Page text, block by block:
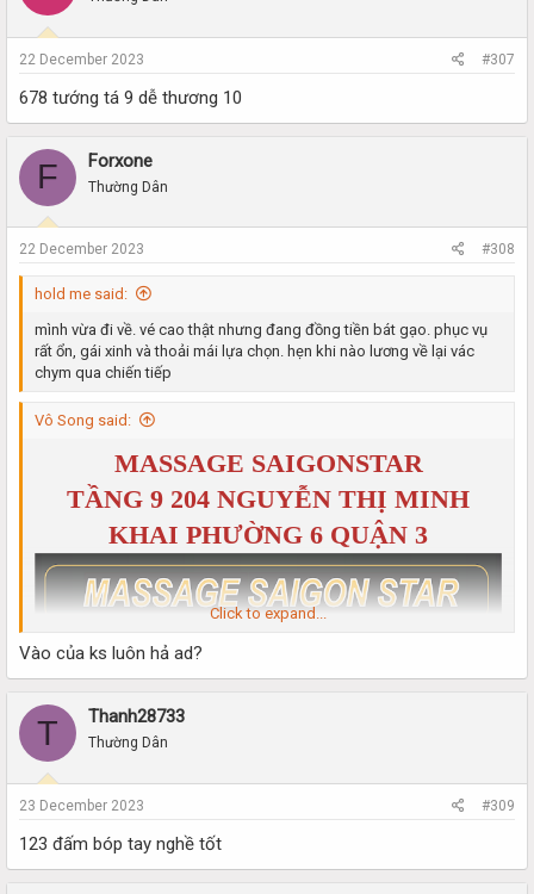
22 December 2023 #307
678 tướng tá 9 dễ thương 10
F Forxone
Thường Dân
22 December 2023 #308
hold me said:
mình vừa đi về. vé cao thật nhưng đang đồng tiền bát gạo. phục vụ
rất ổn, gái xinh và thoải mái lựa chọn. hẹn khi nào lương về lại vác
chym qua chiến tiếp
Vô Song said:
MASSAGE SAIGONSTAR
TẦNG 9 204 NGUYỄN THỊ MINH
KHAI PHƯỜNG 6 QUẬN 3
Click to expand...
Vào của ks luôn hả ad?
T Thanh28733
Thường Dân
23 December 2023 #309
123 đấm bóp tay nghề tốt